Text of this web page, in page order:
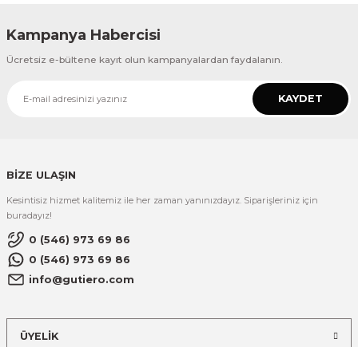
Kampanya Habercisi
Ücretsiz e-bültene kayıt olun kampanyalardan faydalanın.
KAYDET
BİZE ULAŞIN
Kesintisiz hizmet kalitemiz ile her zaman yanınızdayız. Siparişleriniz için
buradayız!
0 (546) 973 69 86
0 (546) 973 69 86
info@gutiero.com
ÜYELİK